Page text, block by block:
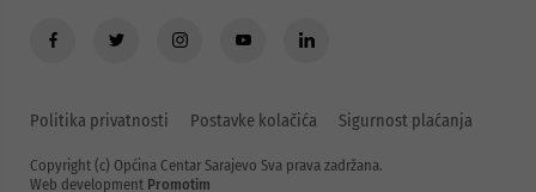
Politika privatnosti Postavke kolačića Sigurnost plaćanja
Copyright (c) Općina Centar Sarajevo Sva prava zadržana.
Web development Promotim